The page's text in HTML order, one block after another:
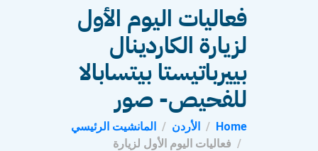
فعاليات اليوم الأول
لزيارة الكاردينال
بييرباتيستا بيتسابالا
للفحيص- صور
Home الأردن
المانشيت الرئيسي
فعاليات اليوم الأول لزيارة